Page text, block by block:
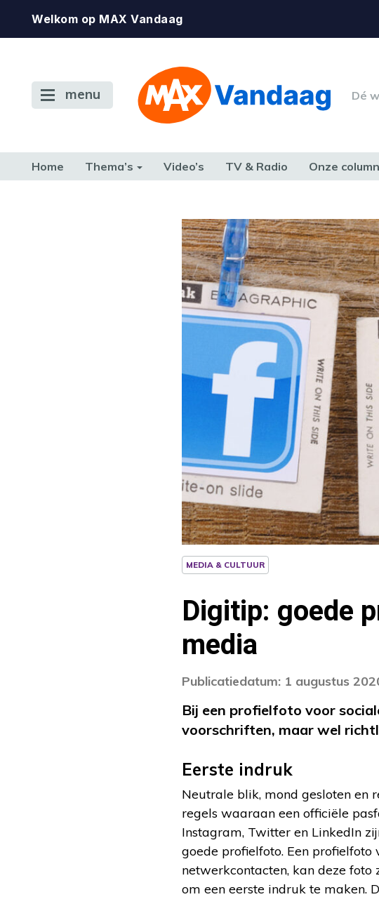
Welkom op MAX Vandaag
menu Dé
Home Thema’s Video’s TV & Radio Onze
MEDIA & CULTUUR
Digitip: goede
media
Publicatiedatum: 1 augustus
Bij een profielfoto voor
voorschriften, maar wel
Eerste indruk
Neutrale blik, mond gesloten en
regels waaraan een officiële
Instagram, Twitter en LinkedIn
goede profielfoto. Een
netwerkcontacten, kan deze
om een eerste indruk te maken.